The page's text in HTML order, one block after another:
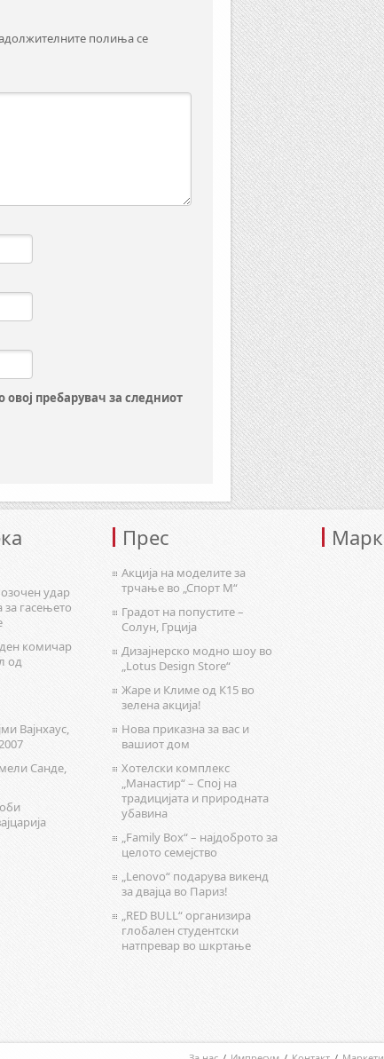
полиња се
пребарувач за следниот
удар
за гасењето
комичар
од
Вајнхаус,
Санде,
Прес
Акција на моделите за
трчање во „Спорт М“
Градот на попустите –
Солун, Грција
Дизајнерско модно шоу во
„Lotus Design Store“
Жаре и Климе од К15 во
зелена акција!
Нова приказна за вас и
вашиот дом
Хотелски комплекс
„Манастир“ – Спој на
традицијата и природната
убавина
„Family Box“ – најдоброто за
целото семејство
„Lenovo“ подарува викенд
за двајца во Париз!
„RED BULL“ организира
глобален студентски
натпревар во шкртање